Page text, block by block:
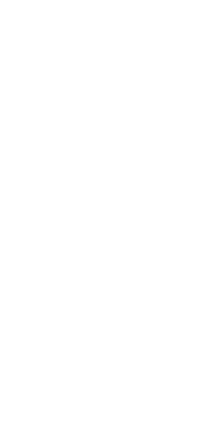
de família
continuados
da asma
e cada profissional faz a diferença”
com nova regras do registo, alerta associação
níveis elevados de Lp(a), revela estudo